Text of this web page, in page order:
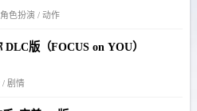
色扮演 / 动作
DLC版（FOCUS on YOU）
/ 剧情